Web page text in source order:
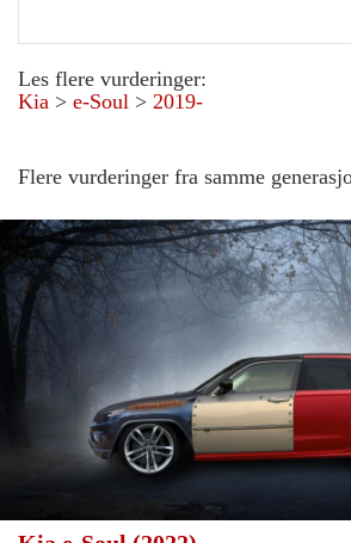
Les flere vurderinger:
Kia > e-Soul > 2019-
Flere vurderinger fra samme